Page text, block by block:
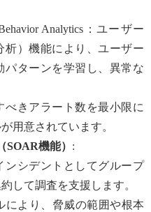
Analytics：ユーザー
析）機能により、ユーザー
パターンを学習し、異常な
べきアラート数を最小限に
用意されています。
機能） :
ンシデントとしてグループ
して調査を支援します。
により、脅威の範囲や根本